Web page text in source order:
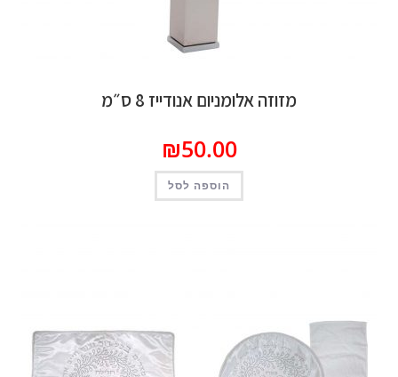
מזוזה אלומניום אנודייז 8 ס״מ
₪50.00
הוספה לסל